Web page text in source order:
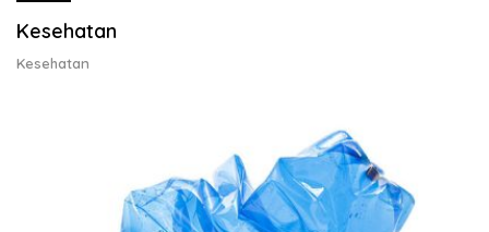
Kesehatan
Kesehatan